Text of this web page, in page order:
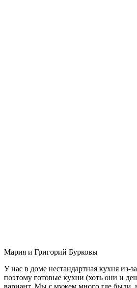
Мария и Григорий Бурковы
У нас в доме нестандартная кухня из-
поэтому готовые кухни (хоть они и
вариант. Мы с мужем много где были,